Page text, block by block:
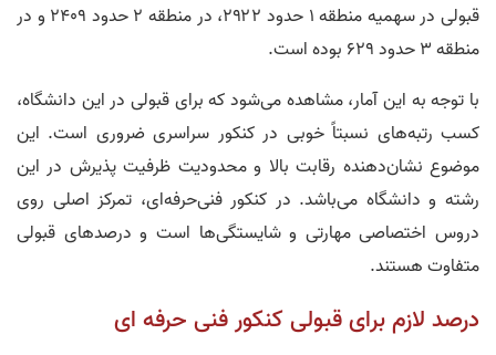
قبولی در سهمیه منطقه ۱ حدود ۲۹۲۲، در منطقه ۲ حدود ۲۴۰۹ و در
منطقه ۳ حدود ۶۲۹ بوده است.
با توجه به این آمار، مشاهده می‌شود که برای قبولی در این دانشگاه،
کسب رتبه‌های نسبتاً خوبی در کنکور سراسری ضروری است. این
موضوع نشان‌دهنده رقابت بالا و محدودیت ظرفیت پذیرش در این
رشته و دانشگاه می‌باشد. در کنکور فنی‌حرفه‌ای، تمرکز اصلی روی
دروس اختصاصی مهارتی و شایستگی‌ها است و درصدهای قبولی
متفاوت هستند.
درصد لازم برای قبولی کنکور فنی حرفه ای